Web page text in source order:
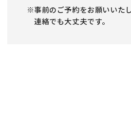
事前のご予約をお願いいた
連絡でも大丈夫です。